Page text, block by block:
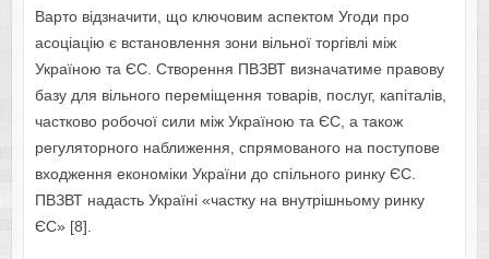
Варто відзначити, що ключовим аспектом Угоди про
асоціацію є встановлення зони вільної торгівлі між
Україною та ЄС. Створення ПВЗВТ визначатиме правову
базу для вільного переміщення товарів, послуг, капіталів,
частково робочої сили між Україною та ЄС, а також
регуляторного наближення, спрямованого на поступове
входження економіки України до спільного ринку ЄС.
ПВЗВТ надасть Україні «частку на внутрішньому ринку
ЄС» [8].